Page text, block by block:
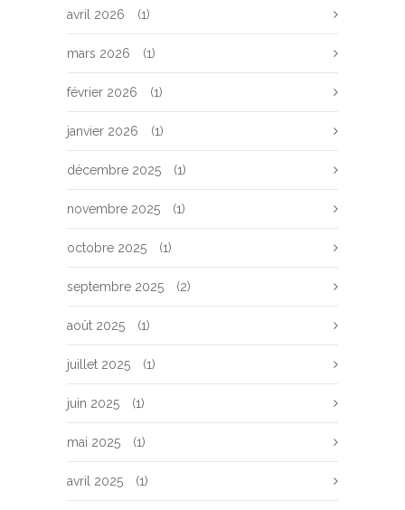
avril 2026 (1)
mars 2026 (1)
février 2026 (1)
janvier 2026 (1)
décembre 2025 (1)
novembre 2025 (1)
octobre 2025 (1)
septembre 2025 (2)
août 2025 (1)
juillet 2025 (1)
juin 2025 (1)
mai 2025 (1)
avril 2025 (1)